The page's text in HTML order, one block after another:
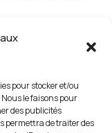
pour stocker et/ou
le faisons pour
des publicités
permettra de traiter des